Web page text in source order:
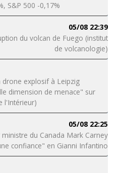
S&P 500 -0,17%
05/08 22:39
du volcan de Fuego (institut
de volcanologie)
drone explosif à Leipzig
dimension de menace" sur
l'Intérieur)
05/08 22:25
du Canada Mark Carney
confiance" en Gianni Infantino